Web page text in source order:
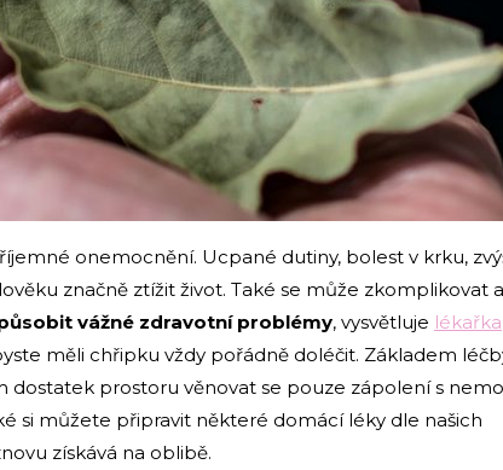
onemocnění. Ucpané dutiny, bolest v krku,
značně ztížit život. Také se může zkomplikovat
vážné zdravotní problémy, vysvětluje lékařka
měli chřipku vždy pořádně doléčit. Základem
dostatek prostoru věnovat se pouze zápolení s
si můžete připravit některé domácí léky dle našich
získává na oblibě.